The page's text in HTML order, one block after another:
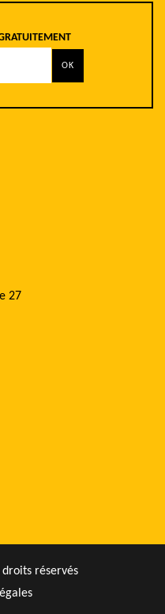
27
réservés